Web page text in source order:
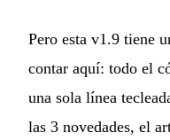
Pero esta v1.9 tiene
contar aquí: todo el
una sola línea
las 3 novedades, el